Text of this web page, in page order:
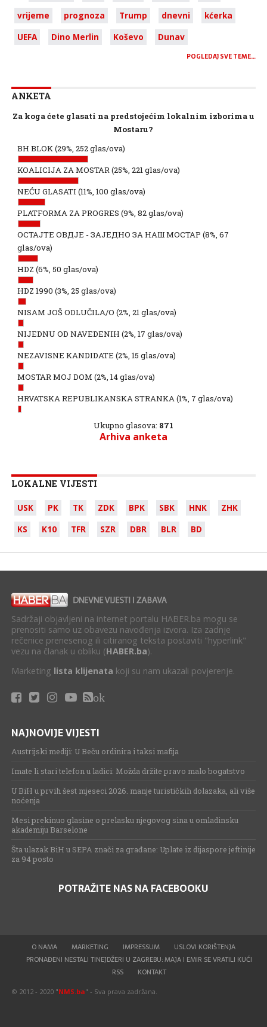
vrijeme
prognoza Trump dnevni
kćerka
UEFA
Dino Merlin Koševo Dunav
POGLEDAJ SVE TEME…
ANKETA
Za koga ćete glasati na predstojećim lokalnim izborima u
Mostaru?
BH BLOK(29%, 252 glas/ova)
KOALICIJA ZA MOSTAR(25%, 221 glas/ova)
NEĆU GLASATI (11%, 100 glas/ova)
PLATFORMA ZA PROGRES (9%, 82 glas/ova)
ОСТАЈТЕ ОВДЈЕ - ЗАЈЕДНО ЗА НАШ МОСТАР (8%, 67
glas/ova)
HDZ (6%, 50 glas/ova)
HDZ 1990 (3%, 25 glas/ova)
NISAM JOŠ ODLUČILA/O (2%, 21 glas/ova)
NIJEDNU OD NAVEDENIH (2%, 17 glas/ova)
NEZAVISNE KANDIDATE (2%, 15 glas/ova)
MOSTAR MOJ DOM (2%, 14 glas/ova)
HRVATSKA REPUBLIKANSKA STRANKA(1%, 7 glas/ova)
Ukupno glasova: 871
Arhiva anketa
LOKALNE VIJESTI
USK PK TK ZDK BPK SBK HNK
ZHK
KS
K10 TFR SZR DBR BLR BD
Sadržaji objavljeni na internet portalu HABER.ba mogu se
prenositi samo uz obavezu navođenja izvora. Iza zadnje
rečenice prenesenog ili citiranog teksta postaviti "hyperlink"
vezu na članak u obliku (HABER.ba).
Marketing lista klijenata koji su nam ukazali povjerenje.
ok
NAJNOVIJE VIJESTI
Austrijski mediji: U Beču ordinira i taksi mafija
Imate li stari telefon u ladici: Možda držite pravo malo bogatstvo
U BiH u prvih šest mjeseci 2026. manje turističkih dolazaka, ali više
noćenja
Mesi prekinuo glasine o prelasku njegovog sina u omladinsku
akademiju Barselone
Šta ulazak BiH u SEPA znači za građane: Uplate iz dijaspore jeftinije
za 94 posto
POTRAŽITE NAS NA FACEBOOKU
O NAMA MARKETING IMPRESSUM
USLOVI KORIŠTENJA
PRONAĐENI NESTALI TINEJDŽERI U ZAGREBU: MAJA I EMIR SE VRATILI KUĆI
RSS
KONTAKT
© 2012 - 2020 "NMS.ba" - Sva prava zadržana.